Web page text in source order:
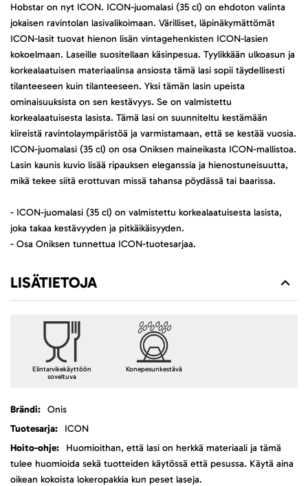
Hobstar on nyt ICON. ICON-juomalasi (35 cl) on ehdoton valinta
jokaisen ravintolan lasivalikoimaan. Värilliset, läpinäkymättömät
ICON-lasit tuovat hienon lisän vintagehenkisten ICON-lasien
kokoelmaan. Laseille suositellaan käsinpesua. Tyylikkään ulkoasun ja
korkealaatuisen materiaalinsa ansiosta tämä lasi sopii täydellisesti
tilanteeseen kuin tilanteeseen. Yksi tämän lasin upeista
ominaisuuksista on sen kestävyys. Se on valmistettu
korkealaatuisesta lasista. Tämä lasi on suunniteltu kestämään
kiireistä ravintolaympäristöä ja varmistamaan, että se kestää vuosia.
ICON-juomalasi (35 cl) on osa Oniksen maineikasta ICON-mallistoa.
Lasin kaunis kuvio lisää ripauksen eleganssia ja hienostuneisuutta,
mikä tekee siitä erottuvan missä tahansa pöydässä tai baarissa.
- ICON-juomalasi (35 cl) on valmistettu korkealaatuisesta lasista,
joka takaa kestävyyden ja pitkäikäisyyden.
- Osa Oniksen tunnettua ICON-tuotesarjaa.
LISÄTIETOJA
Elintarvikekäyttöön
soveltuva
Konepesunkestävä
LisätietojaOnis
ICON
Huomioithan, että lasi on herkkä materiaali ja tämä
tulee huomioida sekä tuotteiden käytössä että pesussa. Käytä aina
oikean kokoista lokeropakkia kun peset laseja.